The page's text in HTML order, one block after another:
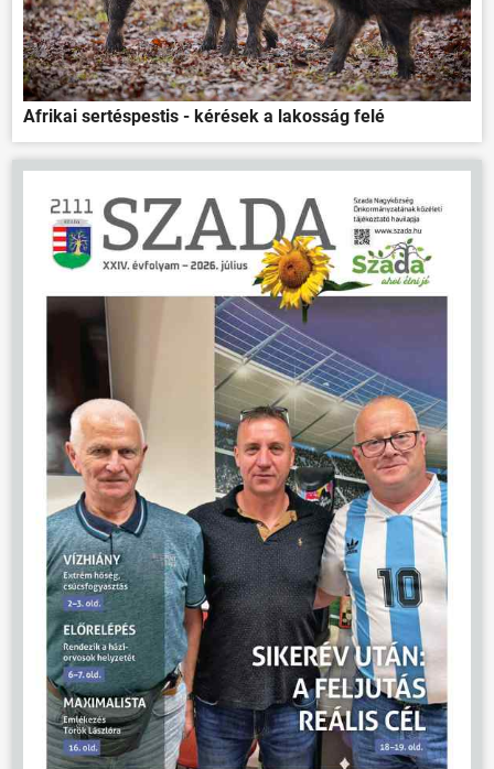
Afrikai sertéspestis - kérések a lakosság felé